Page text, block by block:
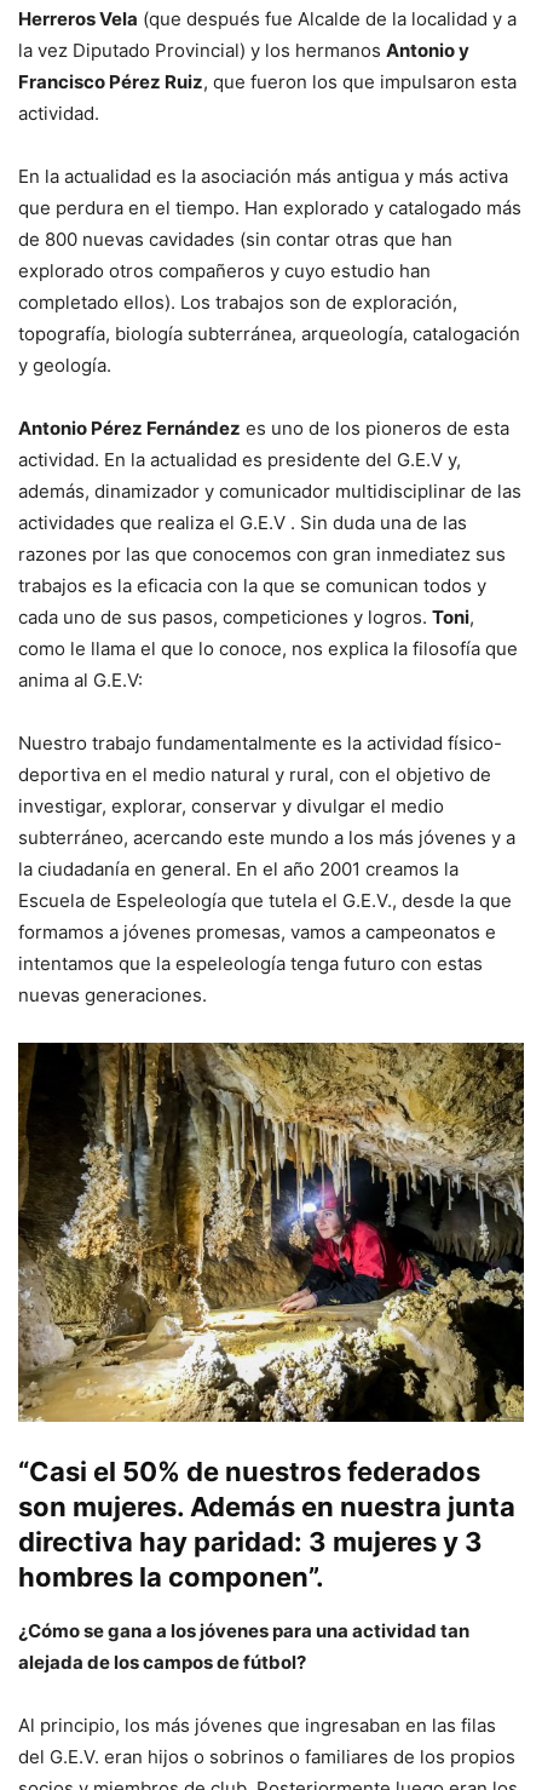
Herreros Vela (que después fue Alcalde de la localidad y a
la vez Diputado Provincial) y los hermanos Antonio y
Francisco Pérez Ruiz, que fueron los que impulsaron esta
actividad.
En la actualidad es la asociación más antigua y más activa
que perdura en el tiempo. Han explorado y catalogado más
de 800 nuevas cavidades (sin contar otras que han
explorado otros compañeros y cuyo estudio han
completado ellos). Los trabajos son de exploración,
topografía, biología subterránea, arqueología, catalogación
y geología.
Antonio Pérez Fernández es uno de los pioneros de esta
actividad. En la actualidad es presidente del G.E.V y,
además, dinamizador y comunicador multidisciplinar de las
actividades que realiza el G.E.V . Sin duda una de las
razones por las que conocemos con gran inmediatez sus
trabajos es la eficacia con la que se comunican todos y
cada uno de sus pasos, competiciones y logros. Toni,
como le llama el que lo conoce, nos explica la filosofía que
anima al G.E.V:
Nuestro trabajo fundamentalmente es la actividad físico-
deportiva en el medio natural y rural, con el objetivo de
investigar, explorar, conservar y divulgar el medio
subterráneo, acercando este mundo a los más jóvenes y a
la ciudadanía en general. En el año 2001 creamos la
Escuela de Espeleología que tutela el G.E.V., desde la que
formamos a jóvenes promesas, vamos a campeonatos e
intentamos que la espeleología tenga futuro con estas
nuevas generaciones.
“Casi el 50% de nuestros federados
son mujeres. Además en nuestra junta
directiva hay paridad: 3 mujeres y 3
hombres la componen”.
¿Cómo se gana a los jóvenes para una actividad tan
alejada de los campos de fútbol?
Al principio, los más jóvenes que ingresaban en las filas
del G.E.V. eran hijos o sobrinos o familiares de los propios